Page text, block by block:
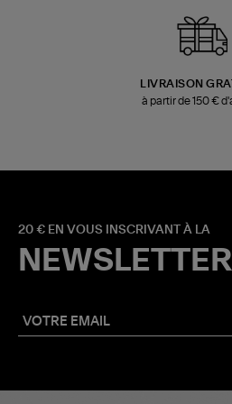
LIVRAISON
à partir de 150 €
20 € EN VOUS INSCRIVANT À LA
NEWSLETTER